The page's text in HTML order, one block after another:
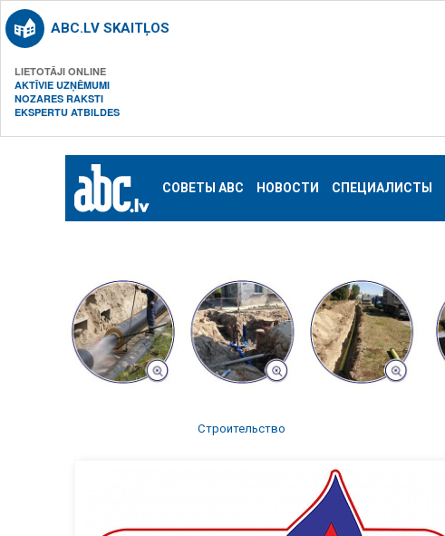
ABC.LV SKAITĻOS
LIETOTĀJI ONLINE
AKTĪVIE UZŅĒMUMI
NOZARES RAKSTI
EKSPERTU ATBILDES
СОВЕТЫ ABC НОВОСТИ СПЕЦИАЛИСТЫ
Строительство